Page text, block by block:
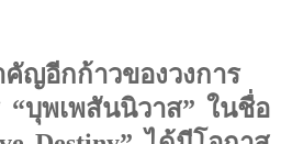
คัญอีกก้าวของวงการ
“บุพเพสันนิวาส” ในชื่อ